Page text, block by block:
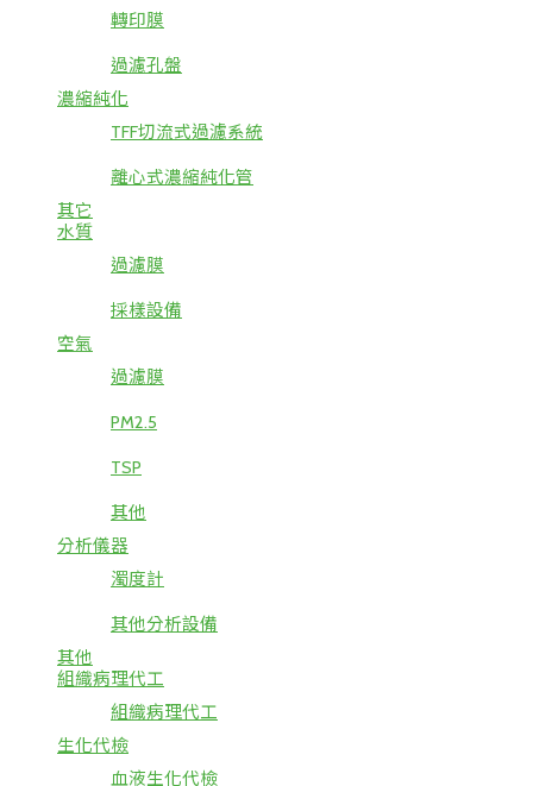
轉印膜
過濾孔盤
濃縮純化
TFF切流式過濾系統
離心式濃縮純化管
其它
水質
過濾膜
採樣設備
空氣
過濾膜
PM2.5
TSP
其他
分析儀器
濁度計
其他分析設備
其他
組織病理代工
組織病理代工
生化代檢
血液生化代檢